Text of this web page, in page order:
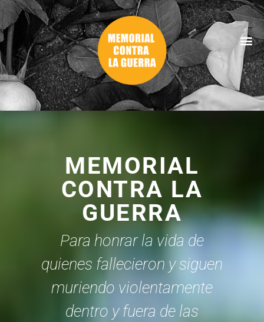
MEMORIAL
CONTRA LA
GUERRA
Para honrar la vida de
quienes fallecieron y siguen
muriendo violentamente
dentro y fuera de las